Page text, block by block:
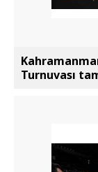
Turnuvası